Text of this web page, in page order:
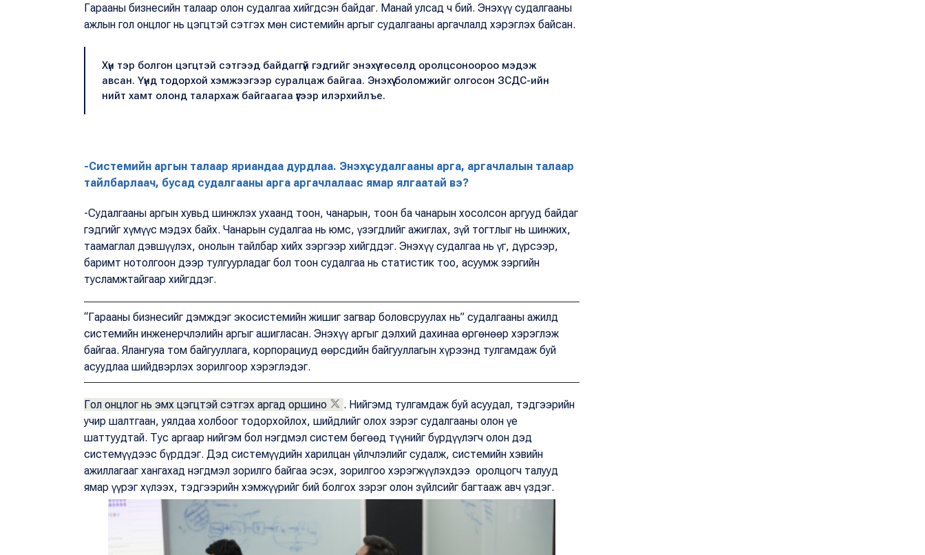
Гарааны бизнесийн талаар олон судалгаа хийгдсэн байдаг. Манай улсад ч бий. Энэхүү судалгааны
ажлын гол онцлог нь цэгцтэй сэтгэх мөн системийн аргыг судалгааны аргачлалд хэрэглэх байсан.
Хүн тэр болгон цэгцтэй сэтгээд байдаггүй гэдгийг энэхүү төсөлд оролцсоноороо мэдэж
авсан. Үүнд тодорхой хэмжээгээр суралцаж байгаа. Энэхүү боломжийг олгосон ЗСДС-ийн
нийт хамт олонд талархаж байгаагаа үүгээр илэрхийлъе.
-Системийн аргын талаар яриандаа дурдлаа. Энэхүү судалгааны арга, аргачлалын талаар
тайлбарлаач, бусад судалгааны арга аргачлалаас ямар ялгаатай вэ?
-Судалгааны аргын хувьд шинжлэх ухаанд тоон, чанарын, тоон ба чанарын хосолсон аргууд байдаг
гэдгийг хүмүүс мэдэх байх. Чанарын судалгаа нь юмс, үзэгдлийг ажиглах, зүй тогтлыг нь шинжих,
таамаглал дэвшүүлэх, онолын тайлбар хийх зэргээр хийгддэг. Энэхүү судалгаа нь үг, дүрсээр,
баримт нотолгоон дээр тулгуурладаг бол тоон судалгаа нь статистик тоо, асуумж зэргийн
тусламжтайгаар хийгддэг.
“Гарааны бизнесийг дэмждэг экосистемийн жишиг загвар боловсруулах нь” судалгааны ажилд
системийн инженерчлэлийн аргыг ашигласан. Энэхүү аргыг дэлхий дахинаа өргөнөөр хэрэглэж
байгаа. Ялангуяа том байгууллага, корпорациуд өөрсдийн байгууллагын хүрээнд тулгамдаж буй
асуудлаа шийдвэрлэх зорилгоор хэрэглэдэг.
Гол онцлог нь эмх цэгцтэй сэтгэх аргад оршино
. Нийгэмд тулгамдаж буй асуудал, тэдгээрийн
учир шалтгаан, уялдаа холбоог тодорхойлох, шийдлийг олох зэрэг судалгааны олон үе
шаттуудтай. Тус аргаар нийгэм бол нэгдмэл систем бөгөөд түүнийг бүрдүүлэгч олон дэд
системүүдээс бүрддэг. Дэд системүүдийн харилцан үйлчлэлийг судалж, системийн хэвийн
ажиллагааг хангахад нэгдмэл зорилго байгаа эсэх, зорилгоо хэрэгжүүлэхдээ оролцогч талууд
ямар үүрэг хүлээх, тэдгээрийн хэмжүүрийг бий болгох зэрэг олон зүйлсийг багтааж авч үздэг.